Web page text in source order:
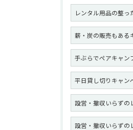
レンタル用品の整っ
薪・炭の販売もある
手ぶらでペアキャン
平日貸し切りキャン
設営・撤収いらずの
設営・撤収いらずの